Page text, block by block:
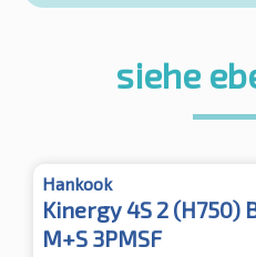
siehe
Hankook
Kinergy 4S 2 (H750)
M+S 3PMSF